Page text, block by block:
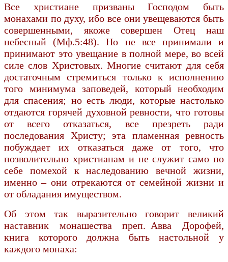
Все христиане призваны Господом быть
монахами по духу, ибо все они увещеваются быть
совершенными, якоже совершен Отец наш
небесный (Мф.5:48). Но не все принимали и
принимают это увещание в полной мере, во всей
силе слов Христовых. Многие считают для себя
достаточным стремиться только к исполнению
того минимума заповедей, который необходим
для спасения; но есть люди, которые настолько
отдаются горячей духовной ревности, что готовы
от всего отказаться, все презреть ради
последования Христу; эта пламенная ревность
побуждает их отказаться даже от того, что
позволительно христианам и не служит само по
себе помехой к наследованию вечной жизни,
именно – они отрекаются от семейной жизни и
от обладания имуществом.
Об этом так выразительно говорит великий
наставник монашества преп. Авва Дорофей,
книга которого должна быть настольной у
каждого монаха: